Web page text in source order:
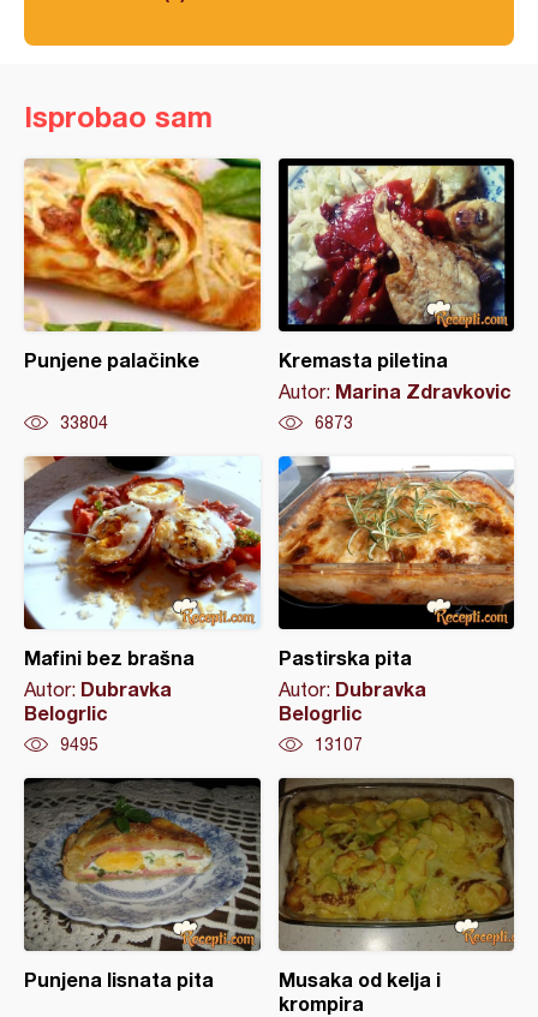
Isprobao sam
Punjene palačinke
33804
Kremasta piletina
Autor: Marina Zdravkovic
6873
Mafini bez brašna
Autor: Dubravka
Belogrlic
9495
Pastirska pita
Autor: Dubravka
Belogrlic
13107
Punjena lisnata pita
Musaka od kelja i
krompira